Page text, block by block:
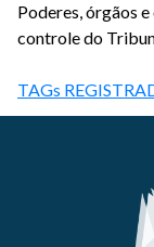
Poderes, órgãos
controle do
TAGs